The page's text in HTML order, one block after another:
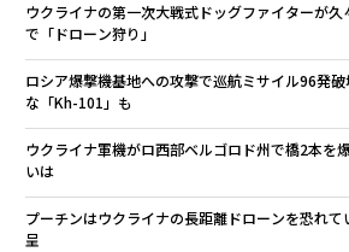
ウクライナの第一次大戦式ドッグファイターが
で「ドローン狩り」
ロシア爆撃機基地への攻撃で巡航ミサイル96発
な「Kh-101」も
ウクライナ軍機がロ西部ベルゴロド州で橋2本
いは
プーチンはウクライナの長距離ドローンを恐れ
呈